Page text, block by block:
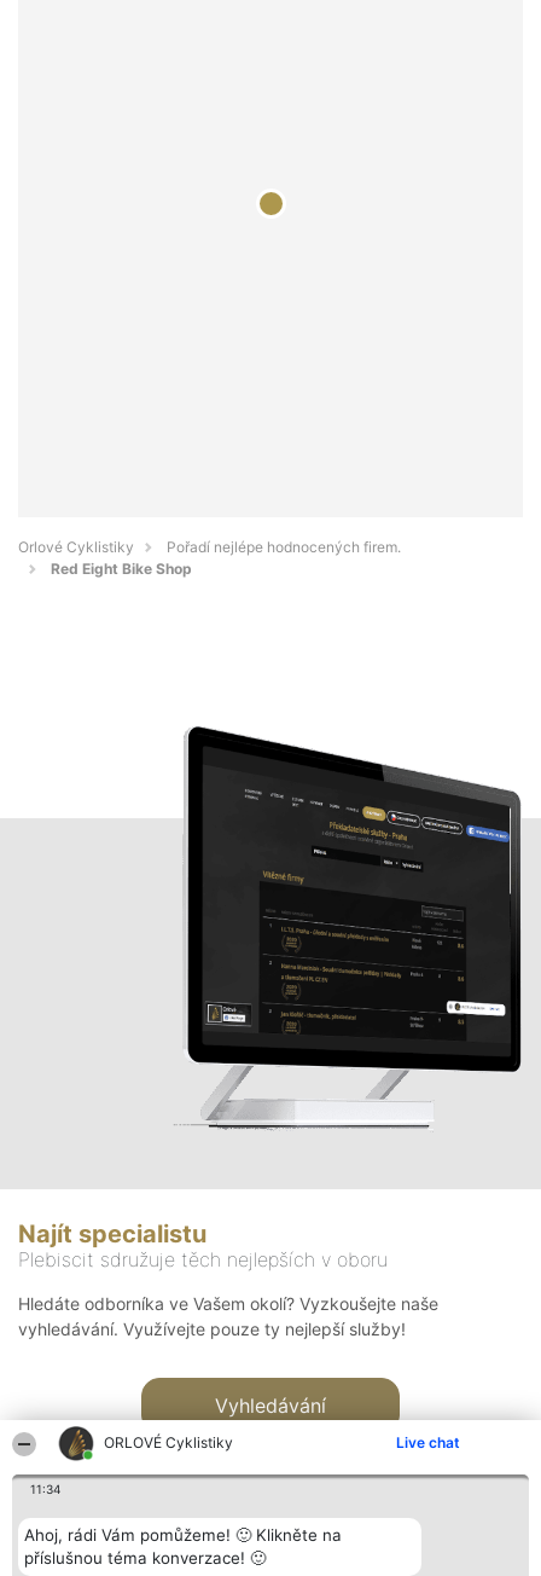
ORLOVÉ Cyklistiky Live chat
11:34
Ahoj, rádi Vám pomůžeme! 🙂 Klikněte na
příslušnou téma konverzace! 🙂
Orlové Cyklistiky
Pořadí nejlépe hodnocených firem.
Red Eight Bike Shop
Najít specialistu
Plebiscit sdružuje těch nejlepších v oboru
Hledáte odborníka ve Vašem okolí? Vyzkoušejte naše
vyhledávání. Využívejte pouze ty nejlepší služby!
Vyhledávání